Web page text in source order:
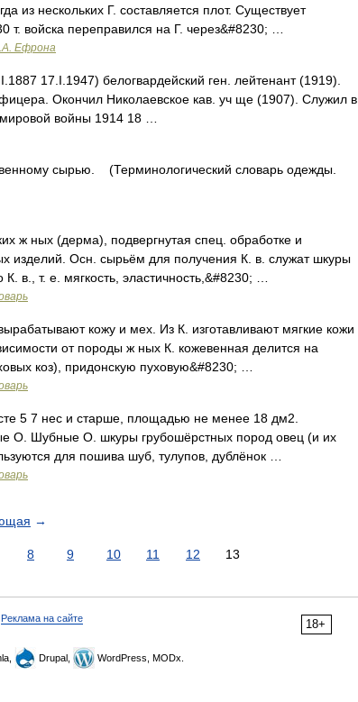
из нескольких Г. составляется плот. Существует
т. войска переправился на Г. через&#8230; …
Ефрона
17.I.1947) белогвардейский ген. лейтенант (1919).
Окончил Николаевское кав. уч ще (1907). Служил в
войны 1914 18 …
сырью. (Терминологический словарь одежды.
ж ных (дерма), подвергнутая спец. обработке и
изделий. Осн. сырьём для получения К. в. служат шкуры
в., т. е. мягкость, эластичность,&#8230; …
кожу и мех. Из К. изготавливают мягкие кожи
от породы ж ных К. кожевенная делится на
коз), придонскую пуховую&#8230; …
5 7 нес и старше, площадью не менее 18 дм2.
О. Шубные О. шкуры грубошёрстных пород овец (и их
для пошива шуб, тулупов, дублёнок …
→
8 9 10 11 12 13
18+
Реклама на сайте
Drupal, WordPress, MODx.